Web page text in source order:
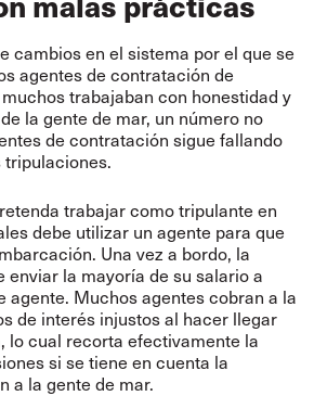
cambios en el sistema por el que se
agentes de contratación de
trabajaban con honestidad y
la gente de mar, un número no
de contratación sigue fallando
tripulaciones.
trabajar como tripulante en
debe utilizar un agente para que
Una vez a bordo, la
enviar la mayoría de su salario a
agente. Muchos agentes cobran a la
de interés injustos al hacer llegar
lo cual recorta efectivamente la
si se tiene en cuenta la
a la gente de mar.